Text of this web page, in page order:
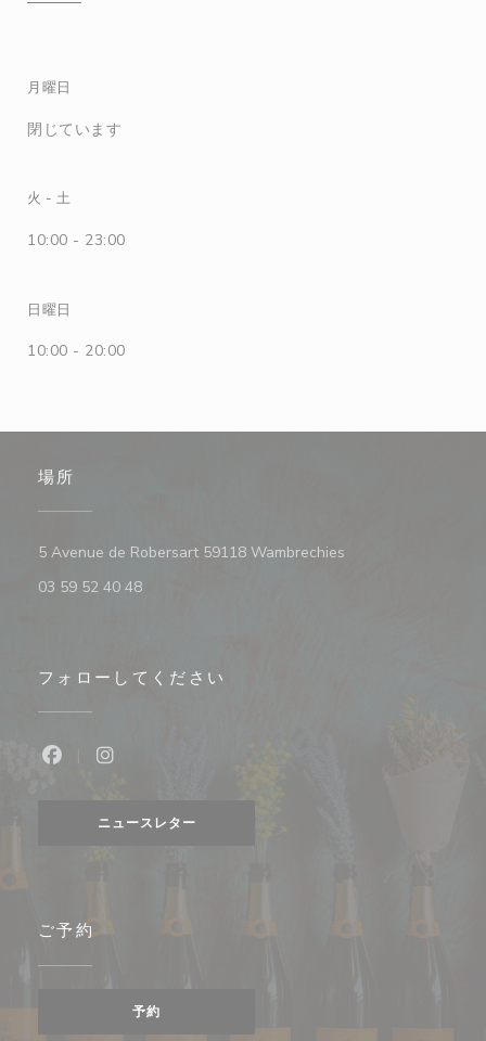
月曜日
閉じています
火 - 土
10:00 - 23:00
日曜日
10:00 - 20:00
場所
5 Avenue de Robersart 59118 Wambrechies
03 59 52 40 48
フォローしてください
Facebook ((新しいウィンドウで開きます))
ニュースレター
ご予約
予約